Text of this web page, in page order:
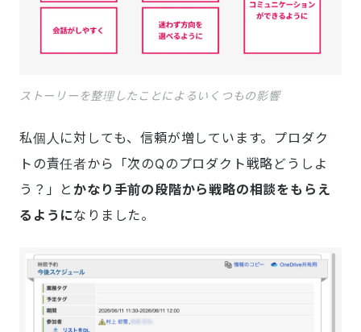
ストーリーを整理したことによるいくつもの影響
私個人に対しても、信頼が増しています。プロダク
トの責任者から「次のQのプロダクト戦略どうしよ
う？」と かなり手前の段階から戦略の相談をもらえ
るようになりました。